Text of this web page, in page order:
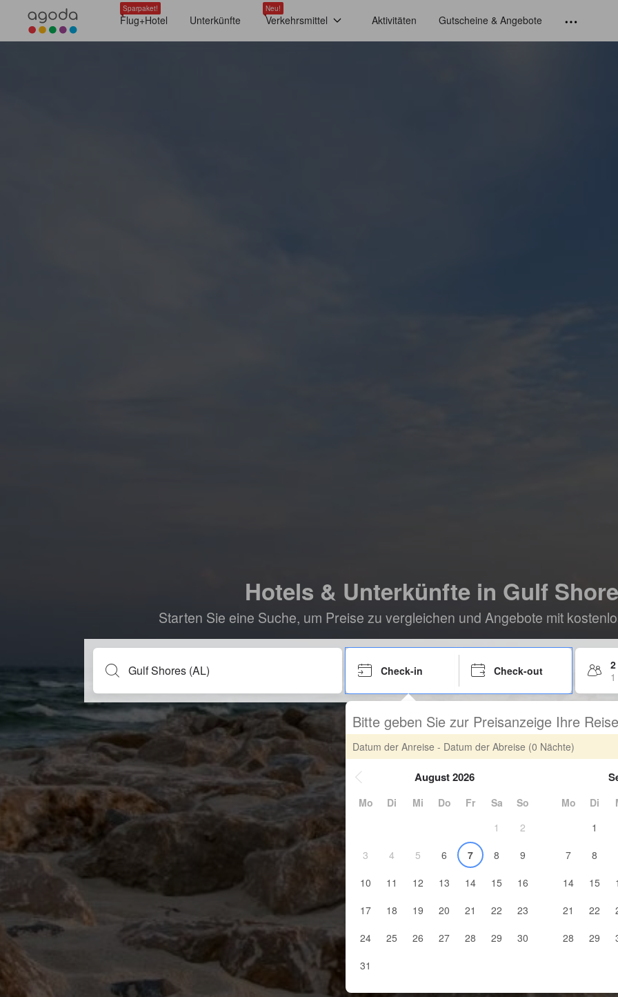
Sparpaket!
Flug+Hotel Unterkünfte
Neu!
Verkehrsmittel Aktivitäten Gutscheine & Angebote
Hotels & Unterkünfte in Gulf
Starten Sie eine Suche, um Preise zu vergleichen und Angebote mit
Check-in Check-out
Bitte geben Sie zur Preisanzeige Ihre
Datum der Anreise - Datum der Abreise (0 Nächte)
August 2026
Mo Di Mi Do Fr Sa
So
1
2
3
4 5 6 7 8
9
10
11 12 13 14 15
16
17
18 19 20 21 22
23
24
25 26 27 28 29
30
31
Mo Di
1
7
8
14
15
21
22
28
29